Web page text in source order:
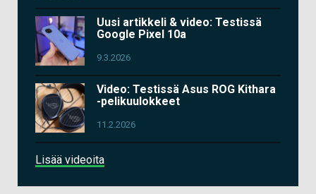
Uusi artikkeli & video: Testissä
Google Pixel 10a
9.3.2026
Video: Testissä Asus ROG Kithara
-pelikuulokkeet
11.2.2026
Lisää videoita